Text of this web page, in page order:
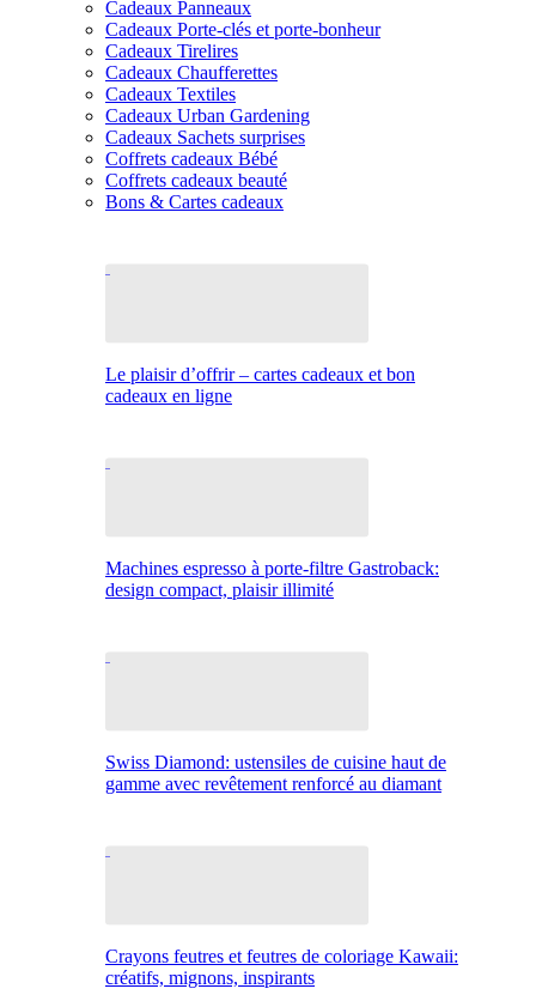
Cadeaux Panneaux
Cadeaux Porte-clés et porte-bonheur
Cadeaux Tirelires
Cadeaux Chaufferettes
Cadeaux Textiles
Cadeaux Urban Gardening
Cadeaux Sachets surprises
Coffrets cadeaux Bébé
Coffrets cadeaux beauté
Bons & Cartes cadeaux
Le plaisir d’offrir – cartes cadeaux et bon
cadeaux en ligne
Machines espresso à porte-filtre Gastroback:
design compact, plaisir illimité
Swiss Diamond: ustensiles de cuisine haut de
gamme avec revêtement renforcé au diamant
Crayons feutres et feutres de coloriage Kawaii:
créatifs, mignons, inspirants